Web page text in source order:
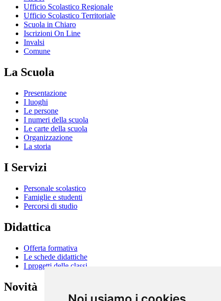
Ufficio Scolastico Regionale
Ufficio Scolastico Territoriale
Scuola in Chiaro
Iscrizioni On Line
Invalsi
Comune
La Scuola
Presentazione
I luoghi
Le persone
I numeri della scuola
Le carte della scuola
Organizzazione
La storia
I Servizi
Personale scolastico
Famiglie e studenti
Percorsi di studio
Didattica
Offerta formativa
Le schede didattiche
I progetti delle classi
Novità